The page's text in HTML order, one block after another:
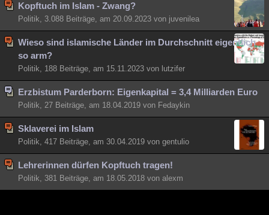
Kopftuch im Islam - Zwang?
Politik, 3.088 Beiträge, am 20.09.2023 von juvenilea
Wieso sind islamische Länder im Durchschnitt eigentlich
so arm?
Politik, 188 Beiträge, am 15.11.2023 von lutzifer
Erzbistum Parderborn: Eigenkapital = 3,4 Milliarden Euro
Politik, 27 Beiträge, am 18.04.2019 von Fedaykin
Sklaverei im Islam
Politik, 417 Beiträge, am 30.04.2019 von gentulio
Lehrerinnen dürfen Kopftuch tragen!
Politik, 381 Beiträge, am 18.05.2018 von alexm